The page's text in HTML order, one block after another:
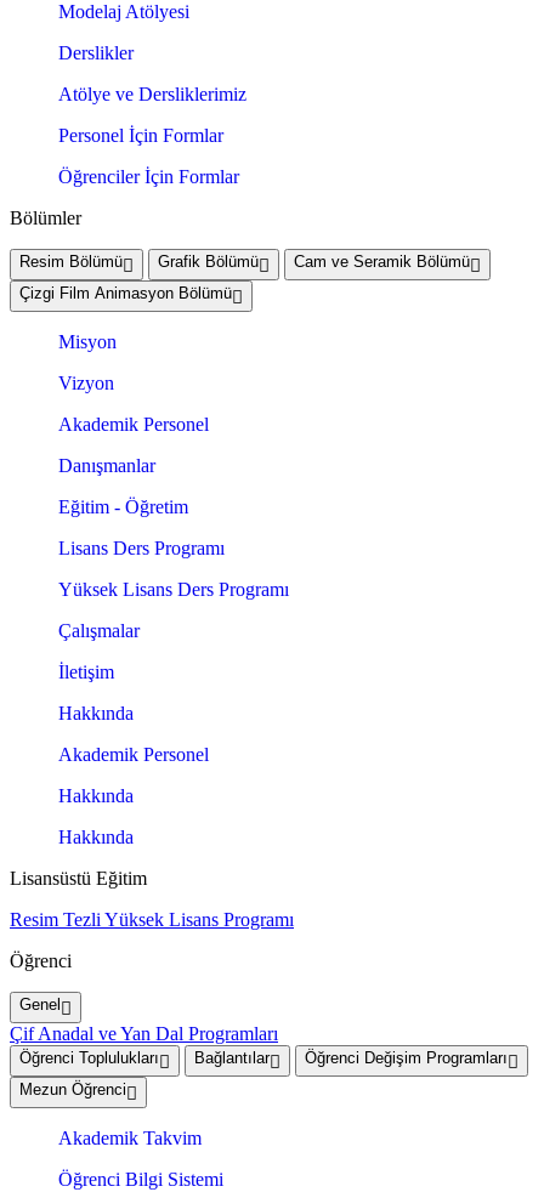
Modelaj Atölyesi
Derslikler
Atölye ve Dersliklerimiz
Personel İçin Formlar
Öğrenciler İçin Formlar
Bölümler
Resim Bölümü Grafik Bölümü
Cam ve Seramik Bölümü
Çizgi Film Animasyon Bölümü
Misyon
Vizyon
Akademik Personel
Danışmanlar
Eğitim - Öğretim
Lisans Ders Programı
Yüksek Lisans Ders Programı
Çalışmalar
İletişim
Hakkında
Akademik Personel
Hakkında
Hakkında
Lisansüstü Eğitim
Resim Tezli Yüksek Lisans Programı
Öğrenci
Genel
Çif Anadal ve Yan Dal Programları
Öğrenci Toplulukları Bağlantılar
Öğrenci Değişim Programları
Mezun Öğrenci
Akademik Takvim
Öğrenci Bilgi Sistemi